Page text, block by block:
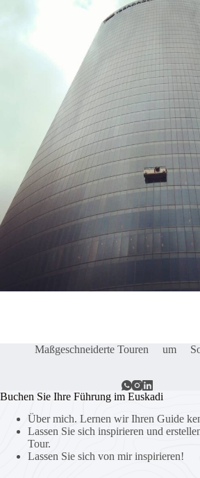
Maßgeschneiderte Touren um
Buchen Sie Ihre Führung im Euskadi
Über mich. Lernen wir Ihren Guide
Lassen Sie sich inspirieren und
Tour.
Lassen Sie sich von mir inspirieren!